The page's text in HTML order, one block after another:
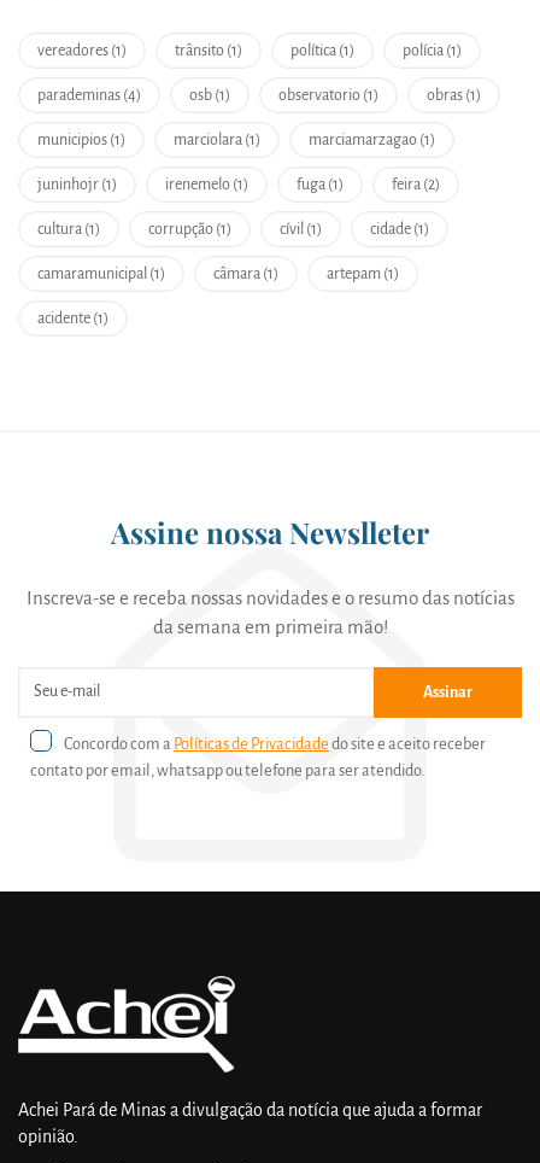
vereadores (1) trânsito (1) política (1) polícia (1)
parademinas (4) osb (1) observatorio (1) obras (1)
municipios (1) marciolara (1) marciamarzagao (1)
juninhojr (1) irenemelo (1) fuga (1) feira (2)
cultura (1) corrupção (1) cívil (1) cidade (1)
camaramunicipal (1) câmara (1) artepam (1)
acidente (1)
Assine nossa Newslleter
Inscreva-se e receba nossas novidades e o resumo das notícias
da semana em primeira mão!
Assinar
Concordo com a Políticas de Privacidade do site e aceito receber
contato por email, whatsapp ou telefone para ser atendido.
Achei Pará de Minas a divulgação da notícia que ajuda a formar
opinião.